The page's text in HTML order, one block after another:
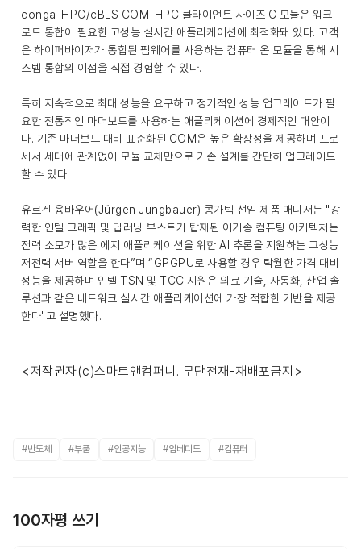
conga-HPC/cBLS COM-HPC 클라이언트 사이즈 C 모듈은 워크
로드 통합이 필요한 고성능 실시간 애플리케이션에 최적화돼 있다. 고객
은 하이퍼바이저가 통합된 펌웨어를 사용하는 컴퓨터 온 모듈을 통해 시
스템 통합의 이점을 직접 경험할 수 있다.
특히 지속적으로 최대 성능을 요구하고 정기적인 성능 업그레이드가 필
요한 전통적인 마더보드를 사용하는 애플리케이션에 경제적인 대안이
다. 기존 마더보드 대비 표준화된 COM은 높은 확장성을 제공하며 프로
세서 세대에 관계없이 모듈 교체만으로 기존 설계를 간단히 업그레이드
할 수 있다.
유르겐 융바우어(Jürgen Jungbauer) 콩가텍 선임 제품 매니저는 "강
력한 인텔 그래픽 및 딥러닝 부스트가 탑재된 이기종 컴퓨팅 아키텍처는
전력 소모가 많은 에지 애플리케이션을 위한 AI 추론을 지원하는 고성능
저전력 서버 역할을 한다”며 “GPGPU로 사용할 경우 탁월한 가격 대비
성능을 제공하며 인텔 TSN 및 TCC 지원은 의료 기술, 자동화, 산업 솔
루션과 같은 네트워크 실시간 애플리케이션에 가장 적합한 기반을 제공
한다"고 설명했다.
<저작권자(c)스마트앤컴퍼니. 무단전재-재배포금지>
#반도체 #부품 #인공지능 #임베디드 #컴퓨터
100자평 쓰기